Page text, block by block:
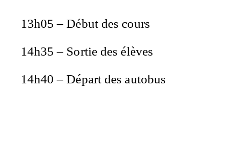
13h05 – Début des cours
14h35 – Sortie des élèves
14h40 – Départ des autobus